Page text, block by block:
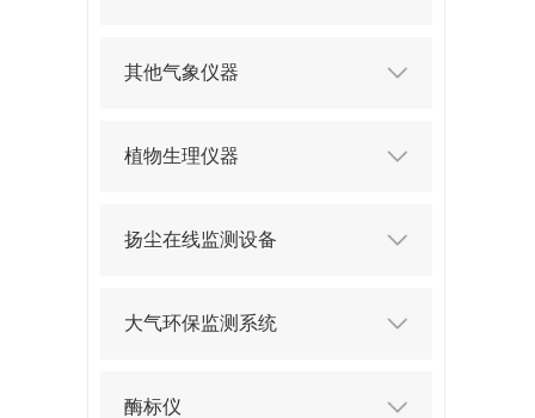
其他气象仪器
植物生理仪器
扬尘在线监测设备
大气环保监测系统
酶标仪